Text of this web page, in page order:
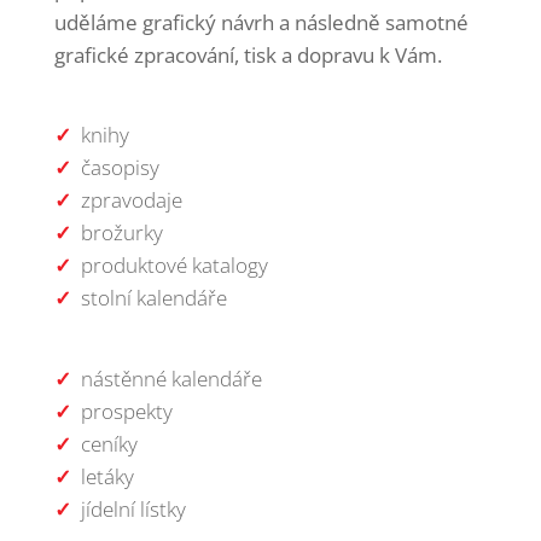
uděláme grafický návrh a následně samotné
grafické zpracování, tisk a dopravu k Vám.
✓ knihy
✓ časopisy
✓ zpravodaje
✓ brožurky
✓ produktové katalogy
✓ stolní kalendáře
✓ nástěnné kalendáře
✓ prospekty
✓ ceníky
✓ letáky
✓ jídelní lístky